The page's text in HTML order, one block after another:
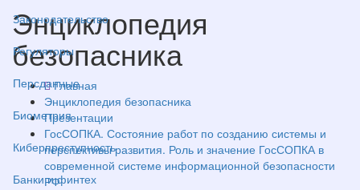
Законодательство
Регуляторы
Персданные
Биометрия
Киберпреступность
Банки и финтех
Энциклопедия
безопасника
Главная
Энциклопедия безопасника
Презентации
ГосСОПКА. Состояние работ по созданию системы и
перспективы развития. Роль и значение ГосСОПКА в
современной системе информационной безопасности
РФ